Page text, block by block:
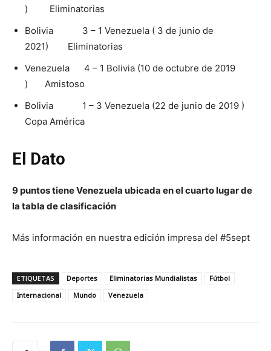
) Eliminatorias
Bolivia 3 – 1 Venezuela ( 3 de junio de
2021) Eliminatorias
Venezuela 4 – 1 Bolivia (10 de octubre de 2019
) Amistoso
Bolivia 1 – 3 Venezuela (22 de junio de 2019 )
Copa América
El Dato
9 puntos tiene Venezuela ubicada en el cuarto lugar de
la tabla de clasificación
Más información en nuestra edición impresa del #5sept
ETIQUETAS Deportes Eliminatorias Mundialistas
Fútbol
Internacional
Mundo Venezuela